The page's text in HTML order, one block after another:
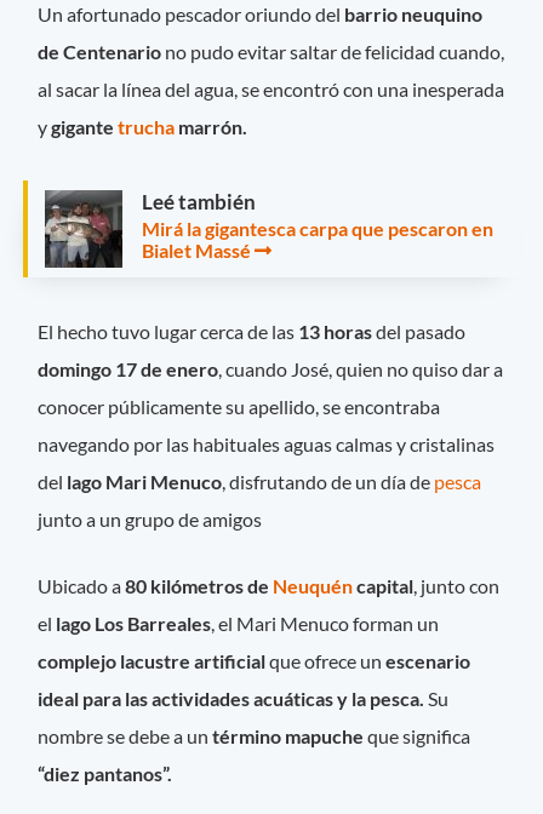
Un afortunado pescador oriundo del barrio neuquino
de Centenario no pudo evitar saltar de felicidad cuando,
al sacar la línea del agua, se encontró con una inesperada
ygigantetrucha marrón.
Leé también
Mirá la gigantesca carpa que pescaron en
Bialet Massé
El hecho tuvo lugar cerca de las 13 horasdel pasado
domingo 17 de enero, cuando José, quien no quiso dar a
conocer públicamente su apellido, se encontraba
navegando por las habituales aguas calmas y cristalinas
del lago Mari Menuco, disfrutando de un día de pesca
junto a un grupo de amigos
Ubicado a80 kilómetros de Neuquéncapital, junto con
el lago Los Barreales, el Mari Menuco forman un
complejo lacustre artificialque ofrece unescenario
ideal para las actividades acuáticas y la pesca.Su
nombre se debe a untérmino mapuche que significa
“diez pantanos”.